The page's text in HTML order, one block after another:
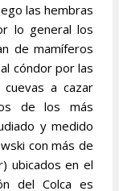
las hembras
lo general los
de mamíferos
cóndor por las
a cazar
de los más
y medido
con más de
ubicados en el
del Colca es